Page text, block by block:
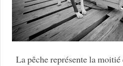
La pêche représente la